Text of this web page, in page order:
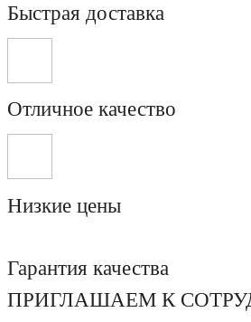
Быстрая доставка
Отличное качество
Низкие цены
Гарантия качества
ПРИГЛАШАЕМ К